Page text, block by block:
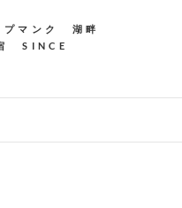
プマンク 湖畔
SINCE